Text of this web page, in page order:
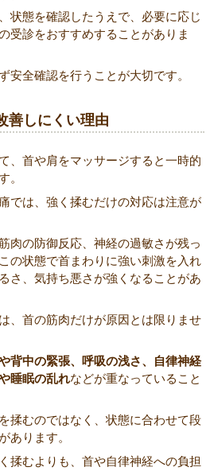
状態を確認したうえで、必要に応じ
受診をおすすめすることがありま
安全確認を行うことが大切です。
善しにくい理由
、首や肩をマッサージすると一時的
。
では、強く揉むだけの対応は注意が
肉の防御反応、神経の過敏さが残っ
の状態で首まわりに強い刺激を入れ
さ、気持ち悪さが強くなることがあ
、首の筋肉だけが原因とは限りませ
背中の緊張、呼吸の浅さ、自律神経
睡眠の乱れなどが重なっていること
揉むのではなく、状態に合わせて段
あります。
揉むよりも、首や自律神経への負担